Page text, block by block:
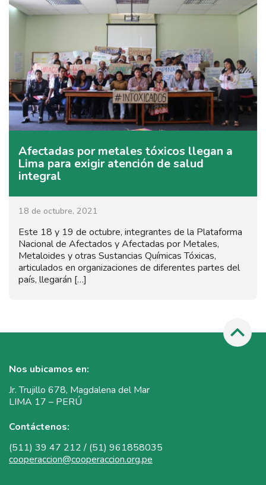
Afectadas por metales tóxicos llegan a
Lima para exigir atención de salud
integral
18 de octubre, 2021
Este 18 y 19 de octubre, integrantes de la Plataforma
Nacional de Afectados y Afectadas por Metales,
Metaloides y otras Sustancias Químicas Tóxicas,
articulados en organizaciones de diferentes partes del
país, llegarán […]
Nos ubicamos en:
Jr. Trujillo 678, Magdalena del Mar
LIMA 17 – PERÚ
Contáctenos:
(511) 39 47 212 / (51) 961858035
cooperaccion@cooperaccion.org.pe